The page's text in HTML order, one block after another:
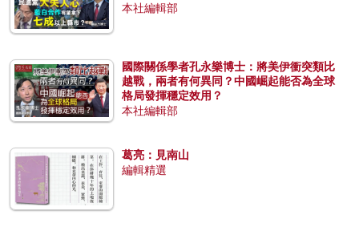
本社編輯部
國際關係學者孔永樂博士：將美伊衝突類比
越戰，兩者有何異同？中國崛起能否為全球
格局發揮穩定效用？
本社編輯部
葛亮：見南山
編輯精選